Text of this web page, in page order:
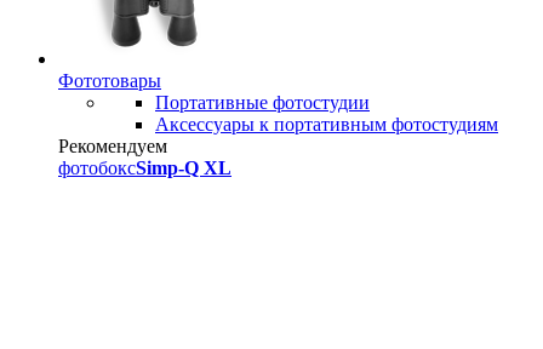
Фототовары
Портативные фотостудии
Аксессуары к портативным фотостудиям
Рекомендуем
фотобоксSimp-Q XL